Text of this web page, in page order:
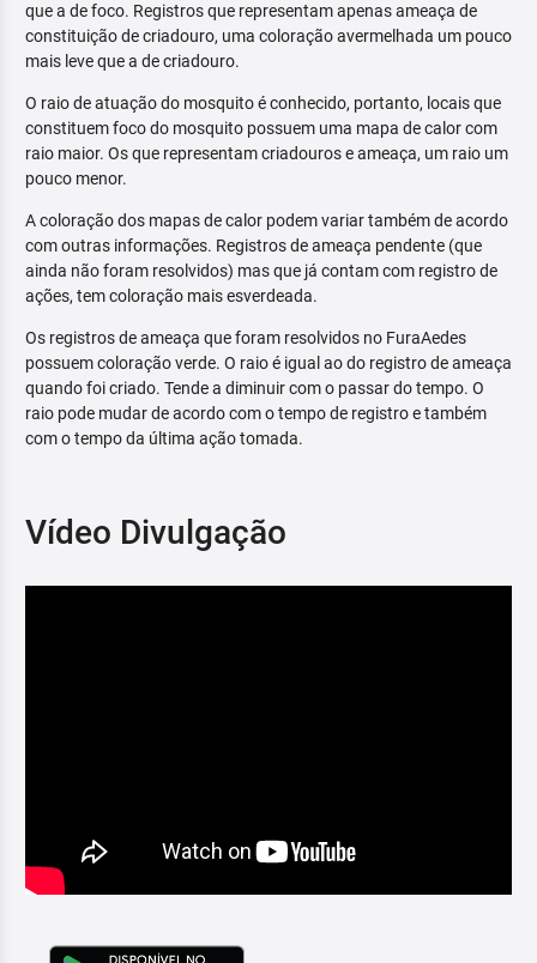
que a de foco. Registros que representam apenas ameaça de
constituição de criadouro, uma coloração avermelhada um pouco
mais leve que a de criadouro.
O raio de atuação do mosquito é conhecido, portanto, locais que
constituem foco do mosquito possuem uma mapa de calor com
raio maior. Os que representam criadouros e ameaça, um raio um
pouco menor.
A coloração dos mapas de calor podem variar também de acordo
com outras informações. Registros de ameaça pendente (que
ainda não foram resolvidos) mas que já contam com registro de
ações, tem coloração mais esverdeada.
Os registros de ameaça que foram resolvidos no FuraAedes
possuem coloração verde. O raio é igual ao do registro de ameaça
quando foi criado. Tende a diminuir com o passar do tempo. O
raio pode mudar de acordo com o tempo de registro e também
com o tempo da última ação tomada.
Vídeo Divulgação